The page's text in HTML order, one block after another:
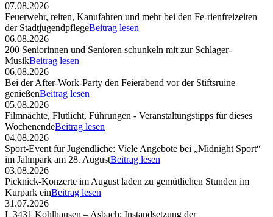
07.08.2026
Feuerwehr, reiten, Kanufahren und mehr bei den Fe-rienfreizeiten
der StadtjugendpflegeBeitrag lesen
06.08.2026
200 Seniorinnen und Senioren schunkeln mit zur Schlager-
MusikBeitrag lesen
06.08.2026
Bei der After-Work-Party den Feierabend vor der Stiftsruine
genießenBeitrag lesen
05.08.2026
Filmnächte, Flutlicht, Führungen - Veranstaltungstipps für dieses
WochenendeBeitrag lesen
04.08.2026
Sport-Event für Jugendliche: Viele Angebote bei „Midnight Sport“
im Jahnpark am 28. AugustBeitrag lesen
03.08.2026
Picknick-Konzerte im August laden zu gemütlichen Stunden im
Kurpark einBeitrag lesen
31.07.2026
L 3431 Kohlhausen – Asbach: Instandsetzung der